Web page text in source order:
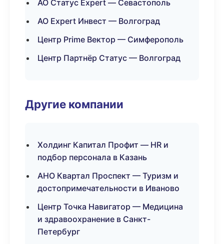
АО Статус Expert — Севастополь
АО Expert Инвест — Волгоград
Центр Prime Вектор — Симферополь
Центр Партнёр Статус — Волгоград
Другие компании
Холдинг Капитал Профит — HR и
подбор персонала в Казань
АНО Квартал Проспект — Туризм и
достопримечательности в Иваново
Центр Точка Навигатор — Медицина
и здравоохранение в Санкт-
Петербург